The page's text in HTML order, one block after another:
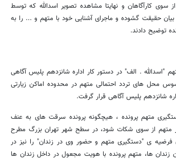
سوی کارآگاهان و نهایتا مشاهده تصویر اسدالله که توسط
حقیقت گشوده و ماجرای آشنایی خود با متهم و ... را به
توضیح دادند.
"اسدالله . الف" در دستور کار اداره شانزدهم پلیس آگاهی
محل های تردد احتمالی متهم در محدوده اماکن زیارتی
شانزدهم پلیس آگاهی قرار گرفت.
متهم پرونده ، هیچگونه پرونده سرقت های به عنف
متهم از سوی شکات شود، در سطح شهر تهران بزرگ مطرح
فرضیه ی "دستگیری متهم و حضور وی در زندان" را نیز در
ها، متهم پرونده با هویت مجعول در داخل زندان ها